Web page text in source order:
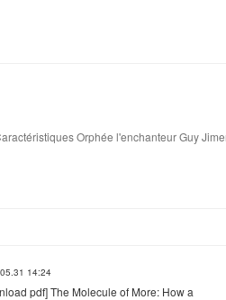
Orphée l'enchanteur Guy
14:24
pdf] The Molecule of More: How a